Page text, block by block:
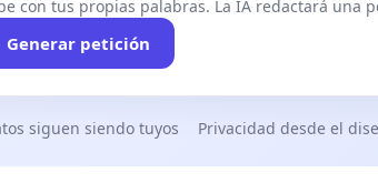
con tus propias palabras. La IA redactará una
Generar petición
siguen siendo tuyos Privacidad desde el